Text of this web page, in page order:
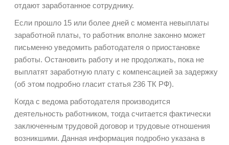
отдают заработанное сотруднику.
Если прошло 15 или более дней с момента невыплаты
заработной платы, то работник вполне законно может
письменно уведомить работодателя о приостановке
работы. Остановить работу и не продолжать, пока не
выплатят заработную плату с компенсацией за задержку
(об этом подробно гласит статья 236 ТК РФ).
Когда с ведома работодателя производится
деятельность работником, тогда считается фактически
заключенным трудовой договор и трудовые отношения
возникшими. Данная информация подробно указана в